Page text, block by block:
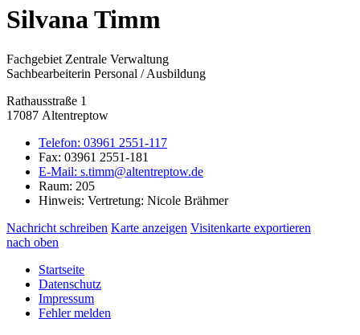
Silvana Timm
Fachgebiet Zentrale Verwaltung
Sachbearbeiterin Personal / Ausbildung
Rathausstraße 1
17087 Altentreptow
Telefon: 03961 2551-117
Fax: 03961 2551-181
E-Mail: s.timm@altentreptow.de
Raum: 205
Hinweis: Vertretung: Nicole Brähmer
Nachricht schreiben Karte anzeigen Visitenkarte exportieren
nach oben
Startseite
Datenschutz
Impressum
Fehler melden